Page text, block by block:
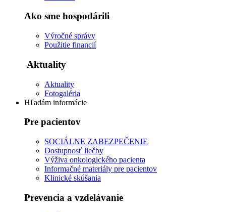
Ako sme hospodárili
Výročné správy
Použitie financií
Aktuality
Aktuality
Fotogaléria
Hľadám informácie
Pre pacientov
SOCIÁLNE ZABEZPEČENIE
Dostupnosť liečby
Výživa onkologického pacienta
Informačné materiály pre pacientov
Klinické skúšania
Prevencia a vzdelávanie